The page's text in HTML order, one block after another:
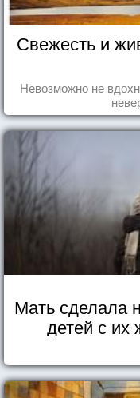
Свежесть и
Невозможно не
Мать сделала
детей с